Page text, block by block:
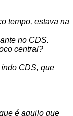
tempo, estava na
no CDS.
central?
CDS, que
é aquilo que